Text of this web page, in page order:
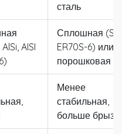
сталь
AISI
Сплошная
ER70S-6) или
порошковая
Менее
стабильная,
больше брызг